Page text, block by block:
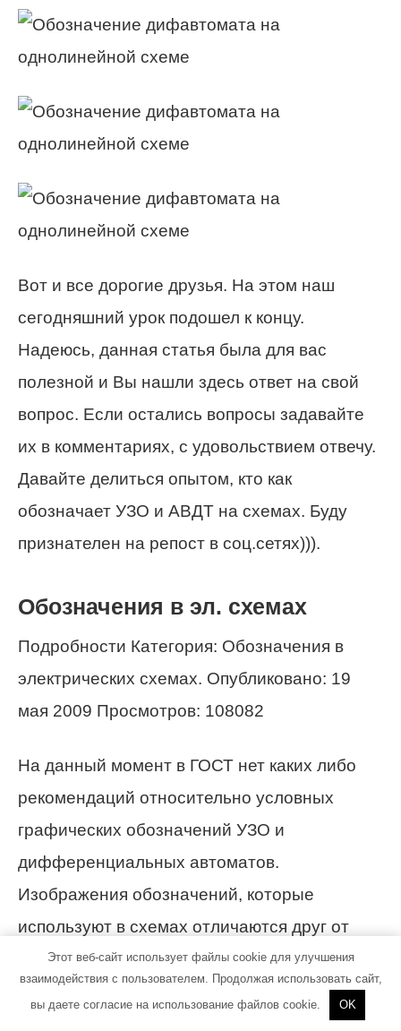
Вот и все дорогие друзья. На этом наш
сегодняшний урок подошел к концу.
Надеюсь, данная статья была для вас
полезной и Вы нашли здесь ответ на свой
вопрос. Если остались вопросы задавайте
их в комментариях, с удовольствием отвечу.
Давайте делиться опытом, кто как
обозначает УЗО и АВДТ на схемах. Буду
признателен на репост в соц.сетях))).
Обозначения в эл. схемах
Подробности Категория: Обозначения в
электрических схемах. Опубликовано: 19
мая 2009 Просмотров: 108082
На данный момент в ГОСТ нет каких либо
рекомендаций относительно условных
графических обозначений УЗО и
дифференциальных автоматов.
Изображения обозначений, которые
используют в схемах отличаются друг от
друга.
По этому, в данной статье, я хочу дать свои
Этот веб-сайт использует файлы cookie для улучшения
взаимодействия с пользователем. Продолжая использовать сайт,
вы даете согласие на использование файлов cookie.
OK